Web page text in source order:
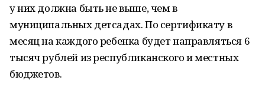
у них должна быть не выше, чем в
муниципальных детсадах. По сертификату в
месяц на каждого ребенка будет направляться 6
тысяч рублей из республиканского и местных
бюджетов.